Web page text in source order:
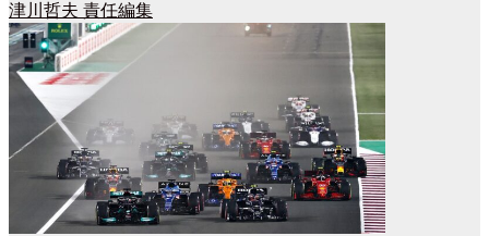
津川哲夫 責任編集